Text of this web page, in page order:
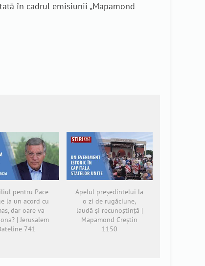
în cadrul emisiunii „Mapamond
pentru Pace
la un acord cu
dar oare va
| Jerusalem
741
Apelul președintelui la
o zi de rugăciune,
laudă și recunoștință |
Mapamond Creștin
1150